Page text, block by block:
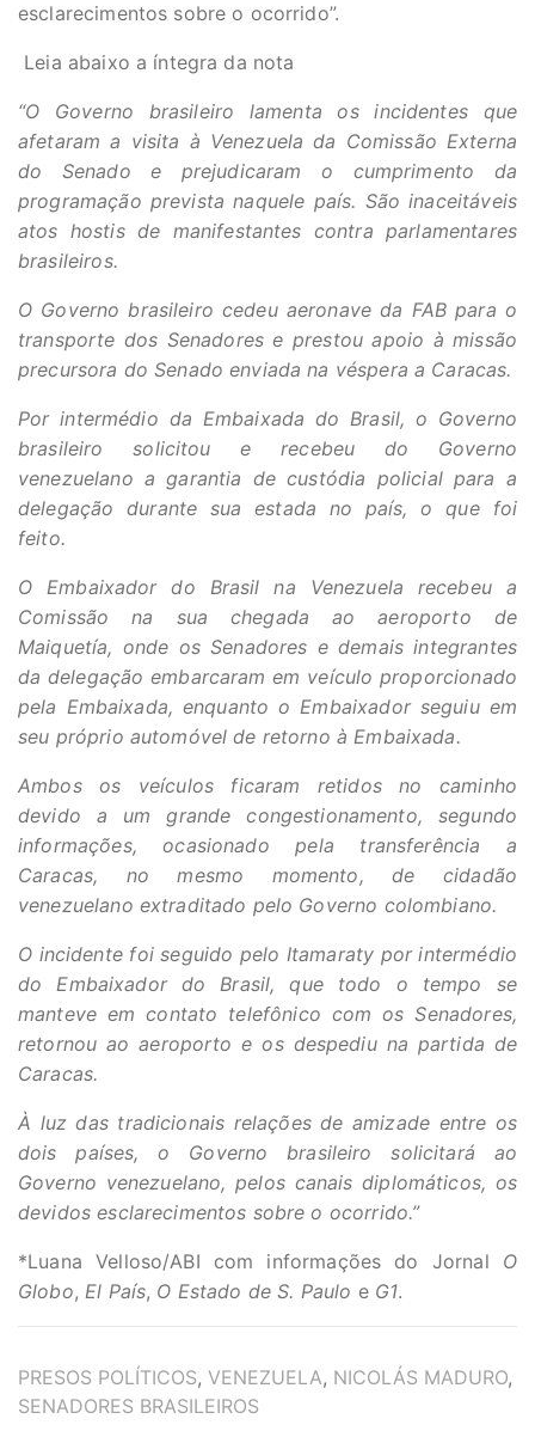
esclarecimentos sobre o ocorrido”.
Leia abaixo a íntegra da nota
“O Governo brasileiro lamenta os incidentes que
afetaram a visita à Venezuela da Comissão Externa
do Senado e prejudicaram o cumprimento da
programação prevista naquele país. São inaceitáveis
atos hostis de manifestantes contra parlamentares
brasileiros.
O Governo brasileiro cedeu aeronave da FAB para o
transporte dos Senadores e prestou apoio à missão
precursora do Senado enviada na véspera a Caracas.
Por intermédio da Embaixada do Brasil, o Governo
brasileiro solicitou e recebeu do Governo
venezuelano a garantia de custódia policial para a
delegação durante sua estada no país, o que foi
feito.
O Embaixador do Brasil na Venezuela recebeu a
Comissão na sua chegada ao aeroporto de
Maiquetía, onde os Senadores e demais integrantes
da delegação embarcaram em veículo proporcionado
pela Embaixada, enquanto o Embaixador seguiu em
seu próprio automóvel de retorno à Embaixada.
Ambos os veículos ficaram retidos no caminho
devido a um grande congestionamento, segundo
informações, ocasionado pela transferência a
Caracas, no mesmo momento, de cidadão
venezuelano extraditado pelo Governo colombiano.
O incidente foi seguido pelo Itamaraty por intermédio
do Embaixador do Brasil, que todo o tempo se
manteve em contato telefônico com os Senadores,
retornou ao aeroporto e os despediu na partida de
Caracas.
À luz das tradicionais relações de amizade entre os
dois países, o Governo brasileiro solicitará ao
Governo venezuelano, pelos canais diplomáticos, os
devidos esclarecimentos sobre o ocorrido.”
*Luana Velloso/ABI com informações do Jornal O
Globo,El País, O Estado de S. Paulo e G1.
TAGS
PRESOS POLÍTICOS, VENEZUELA, NICOLÁS MADURO,
SENADORES BRASILEIROS